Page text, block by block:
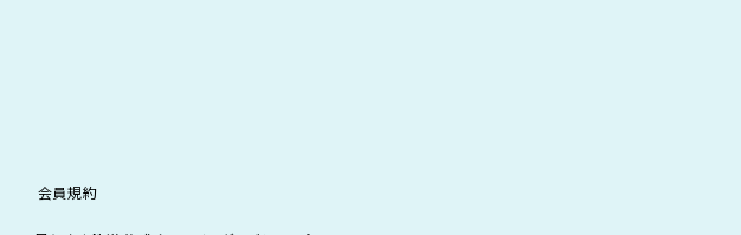
会員規約